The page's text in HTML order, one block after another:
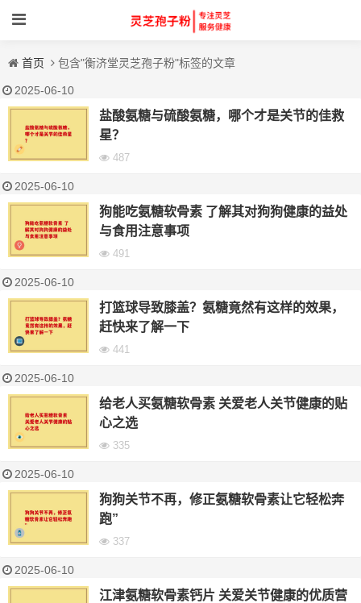
首页 包含"衡济堂灵芝孢子粉"标签的文章
2025-06-10
盐酸氨糖与硫酸氨糖，哪个才是关节的佳救
星？
487
2025-06-10
狗能吃氨糖软骨素 了解其对狗狗健康的益处
与食用注意事项
491
2025-06-10
打篮球导致膝盖？氨糖竟然有这样的效果，
赶快来了解一下
441
2025-06-10
给老人买氨糖软骨素 关爱老人关节健康的贴
心之选
335
2025-06-10
狗狗关节不再，修正氨糖软骨素让它轻松奔
跑”
337
2025-06-10
江津氨糖软骨素钙片 关爱关节健康的优质营